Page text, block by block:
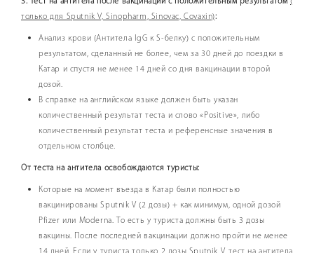
только для Sputnik V, Sinopharm, Sinovac, ​Covaxin):
Анализ крови (Антитела IgG к S-белку) с положительным
результатом, сделанный не более, чем за 30 дней до поездки в
Катар и спустя не менее 14 дней со дня вакцинации второй
дозой.
В справке на английском языке должен быть указан
количественный результат теста и слово «Positive», либо
количественный результат теста и референсные значения в
отдельном столбце.
От теста на антитела освобождаются туристы:
Которые на момент въезда в Катар были полностью
вакцинированы Sputnik V (2 дозы) + как минимум, одной дозой
Pfizer или Moderna. То есть у туриста должны быть 3 дозы
вакцины. После последней вакцинации должно пройти не менее